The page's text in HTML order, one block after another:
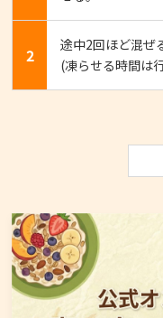
2
途中2回ほど混ぜ
(凍らせる時間は